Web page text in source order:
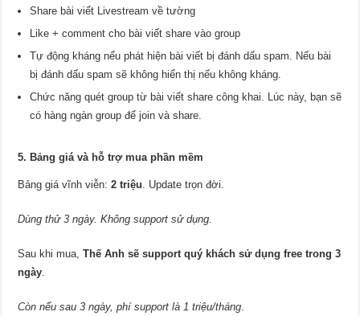
Share bài viết Livestream về tường
Like + comment cho bài viết share vào group
Tự động kháng nếu phát hiện bài viết bị đánh dấu spam. Nếu bài
bị đánh dấu spam sẽ không hiển thị nếu không kháng.
Chức năng quét group từ bài viết share công khai. Lúc này, bạn sẽ
có hàng ngàn group để join và share.
5. Bảng giá và hỗ trợ mua phần mềm
Bảng giá vĩnh viễn:2 triệu. Update trọn đời.
Dùng thử 3 ngày. Không support sử dụng.
Sau khi mua,Thế Anh sẽ support quý khách sử dụng free trong 3
ngày.
Còn nếu sau 3 ngày, phí support là 1 triệu/tháng.